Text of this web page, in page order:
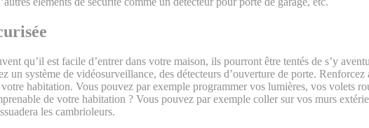
qu’il est facile d’entrer dans votre maison, ils pourront être tentés de s’y
système de vidéosurveillance, des détecteurs d’ouverture de porte. Renforcez
habitation. Vous pouvez par exemple programmer vos lumières, vos volets
de votre habitation ? Vous pouvez par exemple coller sur vos murs
les cambrioleurs.